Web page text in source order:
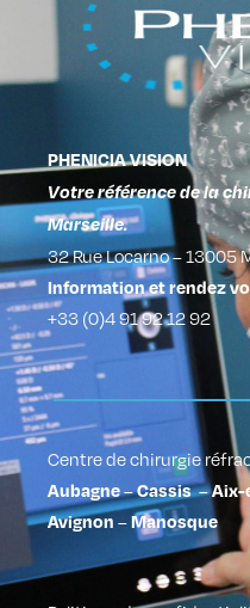
PHENICIA VISION
Votre référence de la
Marseille.
32 Rue Locarno – 13005
Information et rendez
+33 (0)4 91 92 12 92
Centre de chirurgie
Aubagne–Cassis –Aix-
Avignon –Manosque